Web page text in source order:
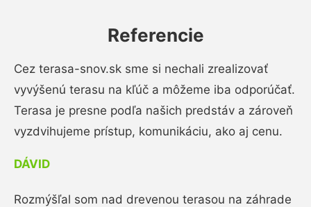
Referencie
Cez terasa-snov.sk sme si nechali zrealizovať
vyvýšenú terasu na kľúč a môžeme iba odporúčať.
Terasa je presne podľa našich predstáv a zároveň
vyzdvihujeme prístup, komunikáciu, ako aj cenu.
DÁVID
Rozmýšľal som nad drevenou terasou na záhrade